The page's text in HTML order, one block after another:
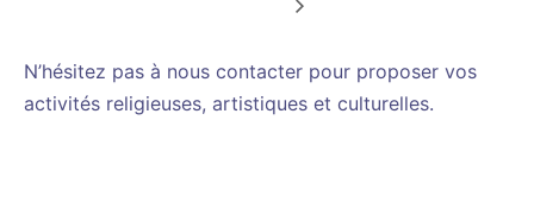
N’hésitez pas à nous contacter pour proposer vos
activités religieuses, artistiques et culturelles.